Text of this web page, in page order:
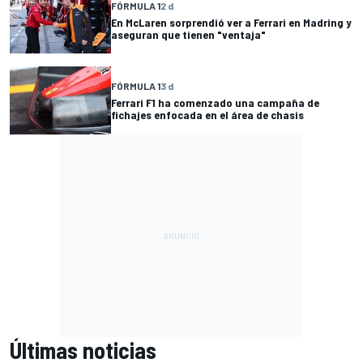
FÓRMULA 12 d
En McLaren sorprendió ver a Ferrari en Madring y
aseguran que tienen "ventaja"
FÓRMULA 13 d
Ferrari F1 ha comenzado una campaña de
fichajes enfocada en el área de chasis
Últimas noticias